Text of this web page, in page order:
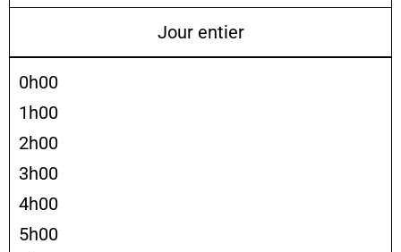
Jour entier
0h00
1h00
2h00
3h00
4h00
5h00